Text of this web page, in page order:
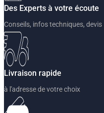
Des Experts à votre écoute
Conseils, infos techniques, devis
Livraison rapide
à l'adresse de votre choix